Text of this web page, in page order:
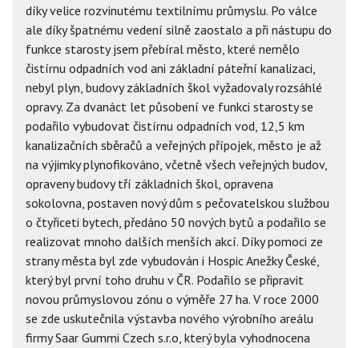
díky velice rozvinutému textilnímu průmyslu. Po válce
ale díky špatnému vedení silně zaostalo a při nástupu do
funkce starosty jsem přebíral město, které nemělo
čistírnu odpadních vod ani základní páteřní kanalizaci,
nebyl plyn, budovy základních škol vyžadovaly rozsáhlé
opravy. Za dvanáct let působení ve funkci starosty se
podařilo vybudovat čistírnu odpadních vod, 12,5 km
kanalizačních sběračů a veřejných přípojek, město je až
na výjimky plynofikováno, včetně všech veřejných budov,
opraveny budovy tří základních škol, opravena
sokolovna, postaven nový dům s pečovatelskou službou
o čtyřiceti bytech, předáno 50 nových bytů a podařilo se
realizovat mnoho dalších menších akcí. Díky pomoci ze
strany města byl zde vybudován i Hospic Anežky České,
který byl první toho druhu v ČR. Podařilo se připravit
novou průmyslovou zónu o výměře 27 ha. V roce 2000
se zde uskutečnila výstavba nového výrobního areálu
firmy Saar Gummi Czech s.r.o, který byla vyhodnocena